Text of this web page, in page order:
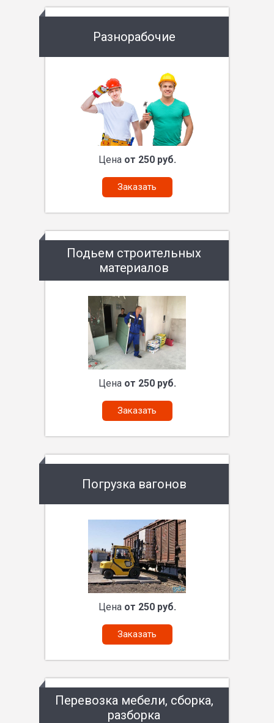
Разнорабочие
Цена от 250 руб.
Заказать
Подьем строительных
материалов
Цена от 250 руб.
Заказать
Погрузка вагонов
Цена от 250 руб.
Заказать
Перевозка мебели, сборка,
разборка